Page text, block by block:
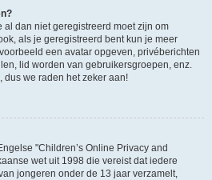
al dan niet geregistreerd moet zijn om
als je geregistreerd bent kun je meer
een avatar opgeven, privéberichten
lid worden van gebruikersgroepen, enz.
dus we raden het zeker aan!
"Children’s Online Privacy and
wet uit 1998 die vereist dat iedere
jongeren onder de 13 jaar verzamelt,